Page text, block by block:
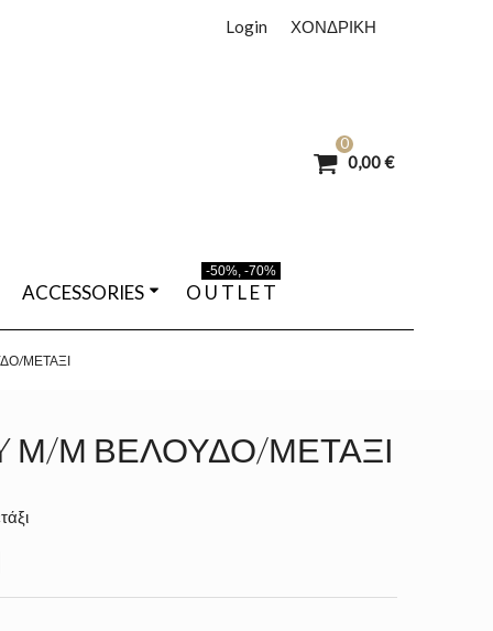
ΧΟΝΔΡΙΚΗ
Login
0
0,00 €
ACCESSORIES O U T L E T
-50%, -70%
ΜΕΤΆΞΙ
Μ/Μ ΒΕΛΟΎΔΟ/ΜΕΤΆΞΙ